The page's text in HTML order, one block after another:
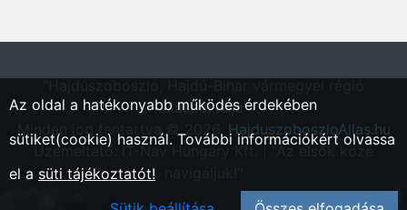
állásportálja"
Minden jog fentartva © 2026. HajduszoboszloAllas.hu
Üzemeltető: IT-Nav Hungary Kft. | "Az elsők közé
Az oldal a hatékonyabb működés érdekében
sütiket(cookie) használ. További információkért olvassa
el a süti tájékoztatót!